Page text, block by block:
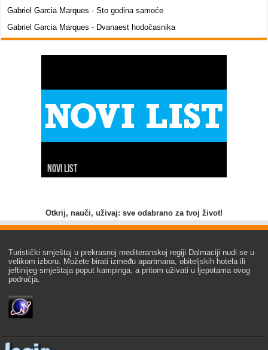
Gabriel Garcia Marques - Sto godina samoće
Gabriel Garcia Marques - Dvanaest hodočasnika
Novi list
Slobodna Dalmacija
Net.hr
Dalmacija danas
7 dnevno
24 sata
Index
Hina
Otkrij, nauči, uživaj: sve odabrano za tvoj život!
Turistički smještaj u prekrasnoj mediteranskoj regiji Dalmaciji nudi se u
velikom izboru. Možete birati između apartmana, obiteljskih hotela ili
jeftinijeg smještaja poput kampinga, a pritom uživati u ljepotama ovog
područja.